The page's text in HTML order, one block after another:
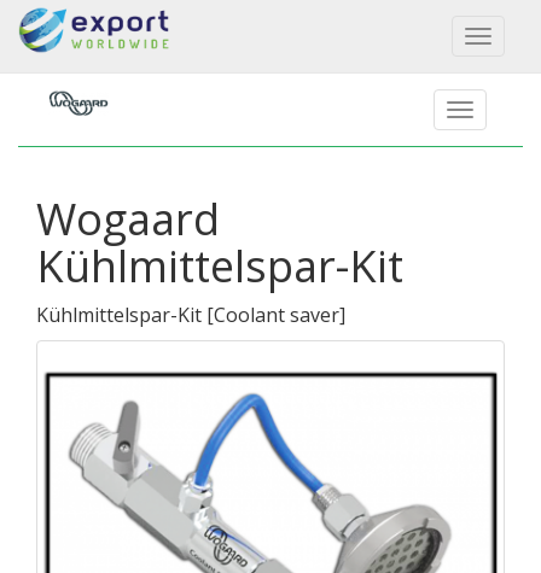
Toggle
Wogaard
Kühlmittelspar-Kit
Kühlmittelspar-Kit [Coolant saver]